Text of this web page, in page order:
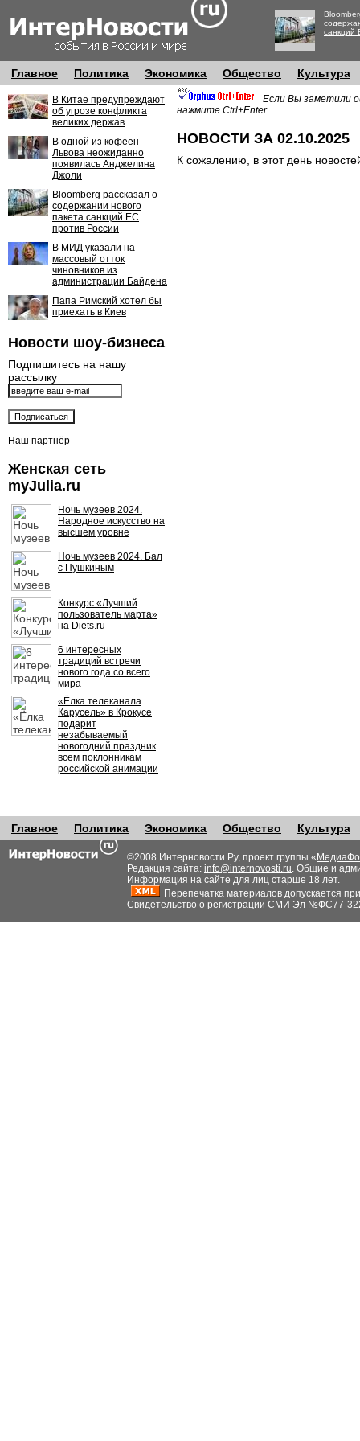
санкций
Главное Политика Экономика Общество Культура
В Китае предупреждают
об угрозе конфликта
великих держав
В одной из кофеен
Львова неожиданно
появилась Анджелина
Джоли
Bloomberg рассказал о
содержании нового
пакета санкций ЕС
против России
В МИД указали на
массовый отток
чиновников из
администрации Байдена
Папа Римский хотел бы
приехать в Киев
Новости шоу-бизнеса
Подпишитесь на нашу
рассылку
Наш партнёр
Женская сеть
myJulia.ru
Ночь музеев 2024.
Народное искусство на
высшем уровне
Ночь музеев 2024. Бал
с Пушкиным
Конкурс «Лучший
пользователь марта»
на Diets.ru
6 интересных
традиций встречи
нового года со всего
мира
«Ёлка телеканала
Карусель» в Крокусе
подарит
незабываемый
новогодний праздник
всем поклонникам
российской анимации
Если Вы заметили
нажмите Ctrl+Enter
НОВОСТИ ЗА 02.10.2025
К сожалению, в этот день
Главное Политика Экономика Общество Культура
©2008 Интерновости.Ру, проект группы «
Редакция сайта: info@internovosti.ru. Общие и
Информация на сайте для лиц старше 18 лет.
Перепечатка материалов допускается
Свидетельство о регистрации СМИ Эл №ФС77-